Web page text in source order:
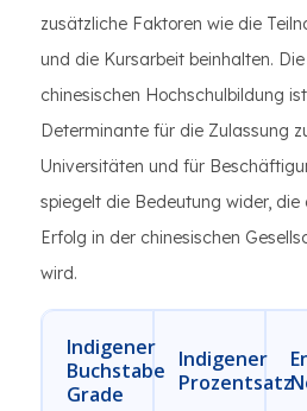
zusätzliche Faktoren wie die
und die Kursarbeit beinhalten.
chinesischen Hochschulbildung
Determinante für die Zulassung
Universitäten und für
spiegelt die Bedeutung wider,
Erfolg in der chinesischen
wird.
Indigener
Buchstabe
Grade
Indigener
Prozentsatz